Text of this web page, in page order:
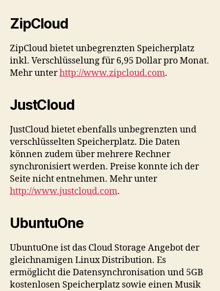
ZipCloud
ZipCloud bietet unbegrenzten Speicherplatz
inkl. Verschlüsselung für 6,95 Dollar pro Monat.
Mehr unterhttp://www.zipcloud.com.
JustCloud
JustCloud bietet ebenfalls unbegrenzten und
verschlüsselten Speicherplatz. Die Daten
können zudem über mehrere Rechner
synchronisiert werden. Preise konnte ich der
Seite nicht entnehmen. Mehr unter
http://www.justcloud.com.
UbuntuOne
UbuntuOne ist das Cloud Storage Angebot der
gleichnamigen Linux Distribution. Es
ermöglicht die Datensynchronisation und 5GB
kostenlosen Speicherplatz sowie einen Musik